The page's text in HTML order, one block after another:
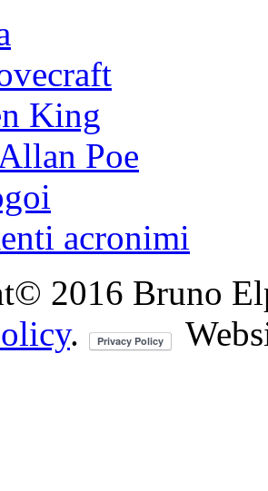
King
Poe
acronimi
2016 Bruno
.